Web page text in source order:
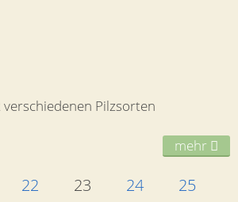
Pilzsorten
mehr
22 23 24 25